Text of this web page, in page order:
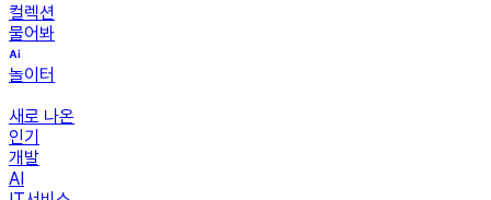
컬렉션
물어봐
놀이터
새로 나온
인기
개발
AI